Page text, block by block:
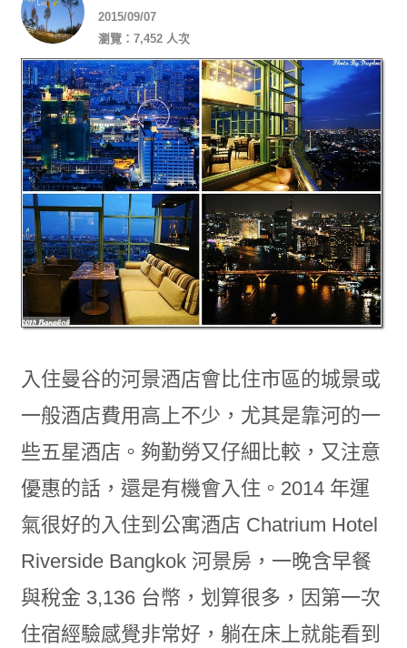
2015/09/07
瀏覽：7,452 人次
入住曼谷的河景酒店會比住市區的城景或
一般酒店費用高上不少，尤其是靠河的一
些五星酒店。夠勤勞又仔細比較，又注意
優惠的話，還是有機會入住。2014 年運
氣很好的入住到公寓酒店 Chatrium Hotel
Riverside Bangkok 河景房，一晚含早餐
與稅金 3,136 台幣，划算很多，因第一次
住宿經驗感覺非常好，躺在床上就能看到